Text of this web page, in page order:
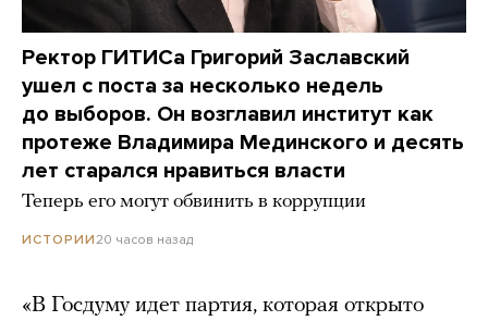
Ректор ГИТИСа Григорий Заславский
ушел с поста за несколько недель
до выборов. Он возглавил институт как
протеже Владимира Мединского и десять
лет старался нравиться власти
Теперь его могут обвинить в коррупции
ИСТОРИИ20 часов назад
«В Госдуму идет партия, которая открыто